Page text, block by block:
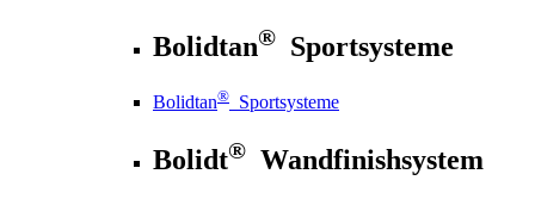
Bolidtan® Sportsysteme
Bolidtan® Sportsysteme
Bolidt® Wandfinishsystem